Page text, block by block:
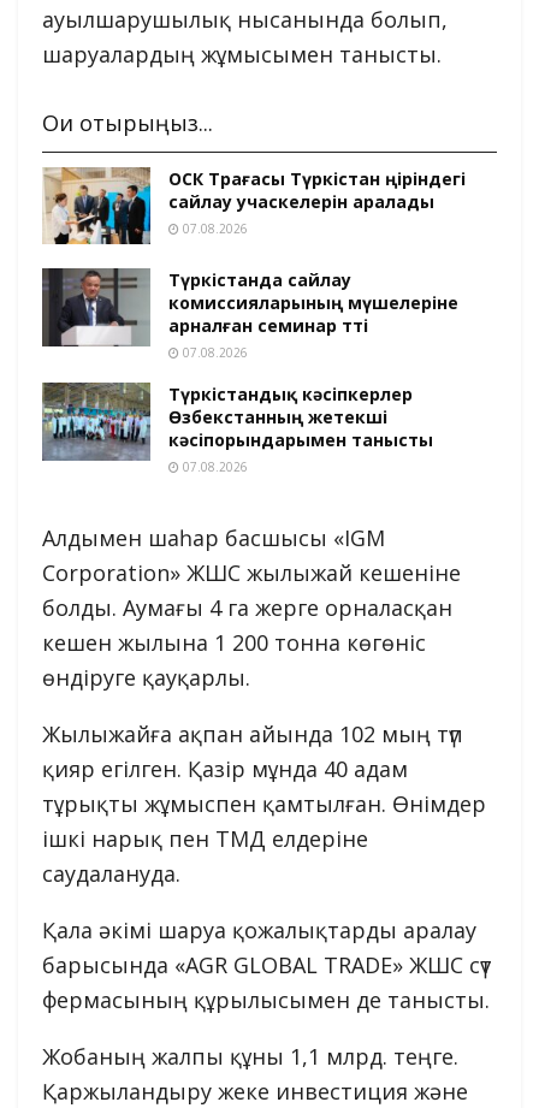
ауылшарушылық нысанында болып,
шаруалардың жұмысымен танысты.
Оқи отырыңыз...
ОСК Төрағасы Түркістан өңіріндегі
сайлау учаскелерін аралады
07.08.2026
Түркістанда сайлау
комиссияларының мүшелеріне
арналған семинар өтті
07.08.2026
Түркістандық кәсіпкерлер
Өзбекстанның жетекші
кәсіпорындарымен танысты
07.08.2026
Алдымен шаһар басшысы «IGM
Corporation» ЖШС жылыжай кешеніне
болды. Аумағы 4 га жерге орналасқан
кешен жылына 1 200 тонна көгөніс
өндіруге қауқарлы.
Жылыжайға ақпан айында 102 мың түп
қияр егілген. Қазір мұнда 40 адам
тұрықты жұмыспен қамтылған. Өнімдер
ішкі нарық пен ТМД елдеріне
саудалануда.
Қала әкімі шаруа қожалықтарды аралау
барысында «AGR GLOBAL TRADE» ЖШС сүт
фермасының құрылысымен де танысты.
Жобаның жалпы құны 1,1 млрд. теңге.
Қаржыландыру жеке инвестиция және